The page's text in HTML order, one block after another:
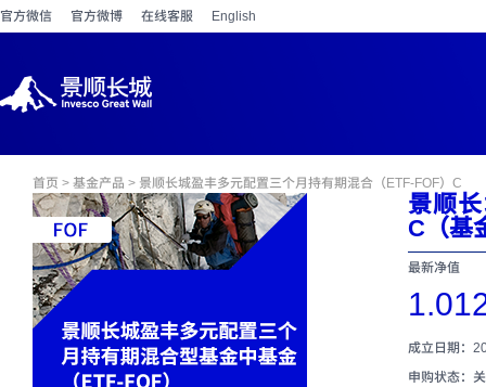
官方微信 官方微博 在线客服 English
首页 > 基金产品 > 景顺长城盈丰多元配置三个月持有期混合（ETF-FOF）C
景顺
C（基
最新净值
成立日期：
申购状态：